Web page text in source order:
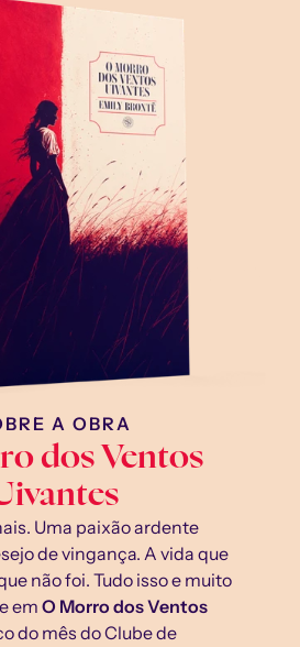
A OBRA
dos Ventos
Uma paixão ardente
de vingança. A vida que
não foi. Tudo isso e muito
em O Morro dos Ventos
do mês do Clube de